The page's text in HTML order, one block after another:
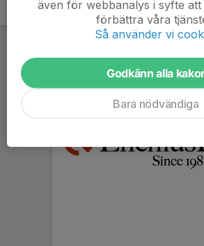
även för webbanalys i syfte att
förbättra våra
Så använder vi
Godkänn alla
Bara nödvändiga